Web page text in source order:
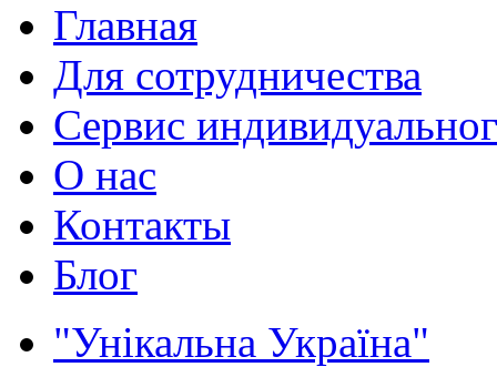
Главная
Для сотрудничества
Сервис
О нас
Контакты
Блог
"Унікальна Україна"